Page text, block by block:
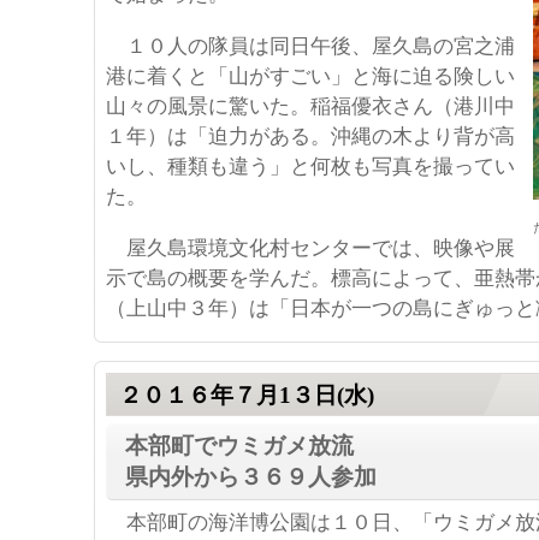
１ ０人の隊員は同日午後、屋久島の宮之浦
港に着くと「山がすごい」と海に迫る険しい
山々の風景に驚いた。稲福優衣さん（港川中
１年）は「迫力がある。沖縄の木より背が高
いし、種類も違う」と何枚も写真を撮ってい
た。
屋久島環境文化村センターでは、映像や展
示で島の概要を学んだ。標高によって、亜熱
（上山中３年）は「日本が一つの島にぎゅっ
２０１６年７月1３日(水)
本部町でウミガメ放流
県内外から３６９人参加
本部町の海洋博公園は１０日、「ウミガメ放